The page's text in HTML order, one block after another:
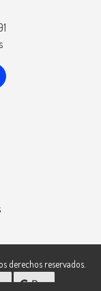
derechos reservados.